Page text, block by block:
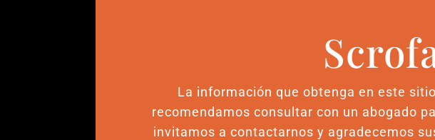
La información que obtenga en este
recomendamos consultar con un abogado
invitamos a contactarnos y agradecemos